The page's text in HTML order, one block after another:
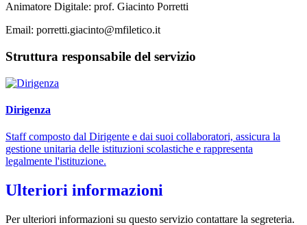
Animatore Digitale: prof. Giacinto Porretti
Email: porretti.giacinto@mfiletico.it
Struttura responsabile del servizio
Dirigenza
Staff composto dal Dirigente e dai suoi collaboratori, assicura la
gestione unitaria delle istituzioni scolastiche e rappresenta
legalmente l'istituzione.
Ulteriori informazioni
Per ulteriori informazioni su questo servizio contattare la segreteria.